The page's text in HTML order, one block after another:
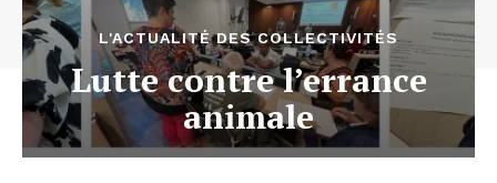
L'ACTUALITÉ DES COLLECTIVITÉS
Lutte contre l’errance
animale